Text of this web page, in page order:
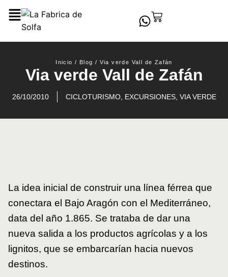
Inicio / Blog / Via verde Vall de Zafán
Via verde Vall de Zafán
26/10/2010 CICLOTURISMO, EXCURSIONES, VIA VERDE
La idea inicial de construir una línea férrea que
conectara el Bajo Aragón con el Mediterráneo,
data del año 1.865. Se trataba de dar una
nueva salida a los productos agrícolas y a los
lignitos, que se embarcarían hacia nuevos
destinos.